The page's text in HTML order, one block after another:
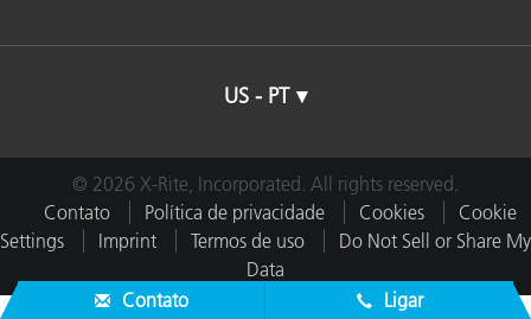
US - PT
© 2026 X-Rite, Incorporated. All rights reserved.
Contato
Política de privacidade Cookies
Cookie
Settings
Imprint Termos de uso
Do Not Sell or Share My
Data
Contato
Ligar